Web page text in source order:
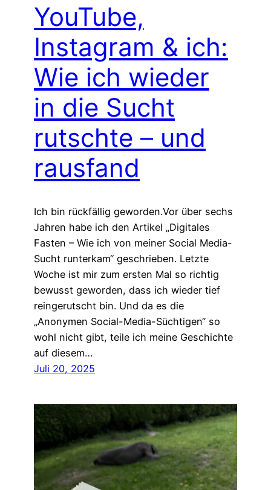
YouTube,
Instagram & ich:
Wie ich wieder
in die Sucht
rutschte – und
rausfand
Ich bin rückfällig geworden.Vor über sechs
Jahren habe ich den Artikel „Digitales
Fasten – Wie ich von meiner Social Media-
Sucht runterkam“ geschrieben. Letzte
Woche ist mir zum ersten Mal so richtig
bewusst geworden, dass ich wieder tief
reingerutscht bin. Und da es die
„Anonymen Social-Media-Süchtigen“ so
wohl nicht gibt, teile ich meine Geschichte
auf diesem…
Juli 20, 2025